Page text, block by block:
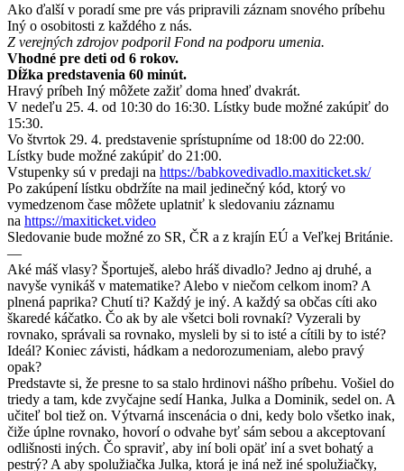
Ako ďalší v poradí sme pre vás pripravili záznam snového príbehu
Iný o osobitosti z každého z nás.
Z verejných zdrojov podporil Fond na podporu umenia.
Vhodné pre deti od 6 rokov.
Dĺžka predstavenia 60 minút.
Hravý príbeh Iný môžete zažiť doma hneď dvakrát.
V nedeľu 25. 4. od 10:30 do 16:30. Lístky bude možné zakúpiť do
15:30.
Vo štvrtok 29. 4. predstavenie sprístupníme od 18:00 do 22:00.
Lístky bude možné zakúpiť do 21:00.
Vstupenky sú v predaji na https://babkovedivadlo.maxiticket.sk/
Po zakúpení lístku obdržíte na mail jedinečný kód, ktorý vo
vymedzenom čase môžete uplatniť k sledovaniu záznamu
na https://maxiticket.video
Sledovanie bude možné zo SR, ČR a z krajín EÚ a Veľkej Británie.
—
Aké máš vlasy? Športuješ, alebo hráš divadlo? Jedno aj druhé, a
navyše vynikáš v matematike? Alebo v niečom celkom inom? A
plnená paprika? Chutí ti? Každý je iný. A každý sa občas cíti ako
škaredé káčatko. Čo ak by ale všetci boli rovnakí? Vyzerali by
rovnako, správali sa rovnako, mysleli by si to isté a cítili by to isté?
Ideál? Koniec závisti, hádkam a nedorozumeniam, alebo pravý
opak?
Predstavte si, že presne to sa stalo hrdinovi nášho príbehu. Vošiel do
triedy a tam, kde zvyčajne sedí Hanka, Julka a Dominik, sedel on. A
učiteľ bol tiež on. Výtvarná inscenácia o dni, kedy bolo všetko inak,
čiže úplne rovnako, hovorí o odvahe byť sám sebou a akceptovaní
odlišnosti iných. Čo spraviť, aby iní boli opäť iní a svet bohatý a
pestrý? A aby spolužiačka Julka, ktorá je iná než iné spolužiačky,